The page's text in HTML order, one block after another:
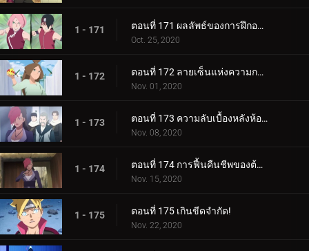
1 - 171 ตอนที่ 171 ผลลัพธ์ของการฝึกอบรม
Oct. 25, 2020
1 - 172 ตอนที่ 172 ลายเซ็นแห่งความกลัว
Nov. 01, 2020
1 - 173 ตอนที่ 173 ความลับเบื้องหลังห้องใต้ดิน
Nov. 08, 2020
1 - 174 ตอนที่ 174 การฟื้นคืนชีพของต้นไม้ศักดิ์สิทธิ์
Nov. 15, 2020
1 - 175 ตอนที่ 175 เกินขีดจำกัด!
Nov. 22, 2020